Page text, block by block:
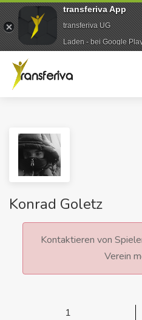
Konrad Goletz
Kontaktieren von
Verein
1
transferiva App
transferiva UG
Laden - bei Google